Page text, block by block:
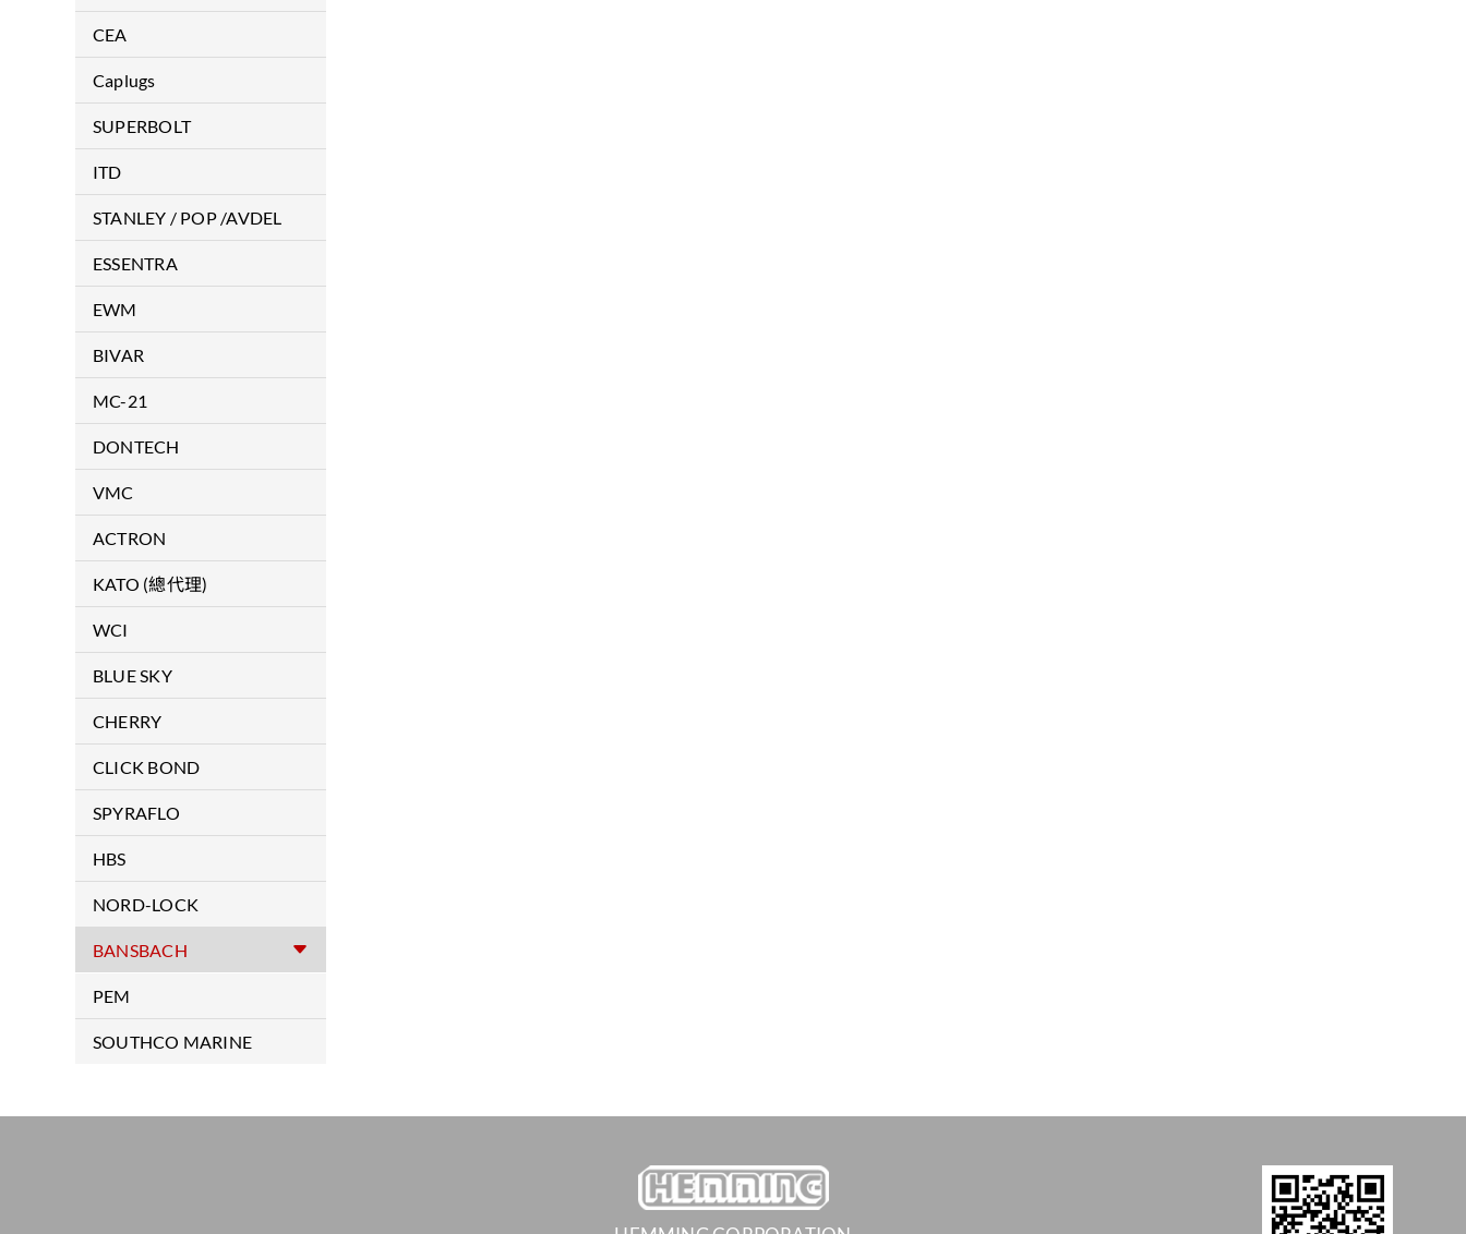
伺服器水冷散熱機構件解決方
案
導軌
CEA
ARC WELDING
RESISTANCE WELDING
Caplugs
保護蓋/保護塞
SUPERBOLT
超級螺母
ITD
德國品牌醫療推車
STANLEY / POP /AVDEL
拉釘
安裝工具
ESSENTRA
RICHCO / MOSS
EWM
焊接機
BIVAR
導光線材
LED燈座組裝配件
各式SMD-LED
LED照明模組
各式LED支撐座
PCB機械封裝配件
MC-21
複合材料
DONTECH
Optical Substrates &
Laminations
Colored Filters
Conductive Coatings & Fine
Wire Meshes
Dontech's VCF Series™
Transparent Conductive Films
Special Application Products
Ancillary Products
VMC
防震產品
ACTRON
軍用滑軌 / 航空用滑軌
KATO (總代理)
無尾螺紋護套/安裝工具
WCI
COLDWORKING 增加孔周圍
硬度
BLUE SKY
軍規及航空扣件
CHERRY
航空拉鉚釘及安裝拉槍
CLICK BOND
膠合扣件
SPYRAFLO
軸承
HBS
CD 電容式植釘機
ISO 保溫釘植釘機
SC/ARC 電弧式植釘機
NORD-LOCK
安全環
BANSBACH
氣壓棒配件
PEM
自樁螺母
自樁螺柱
SOUTHCO MARINE